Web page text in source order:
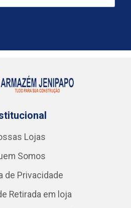
Lojas
Somos
de Privacidade
Retirada em loja